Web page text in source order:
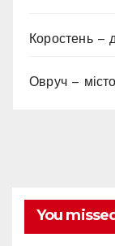
Коростень –
Овруч – місто
You